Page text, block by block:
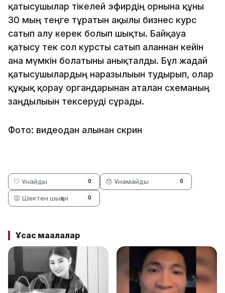
қатысушылар тікелей эфирдің орнына құны
30 мың теңге тұратын ақылы бизнес курс
сатып алу керек болып шықты. Байқауға
қатысу тек сол курсты сатып алғаннан кейін
ғана мүмкін болатыны анықталды. Бұл жағдай
қатысушылардың наразылығын тудырып, олар
құқық қорғау органдарынан аталған схеманың
заңдылығын тексеруді сұрады.
Фото: видеодан алынған скрин
🤍 Ұнайды 0 😞 Ұнамайды 0
😡 Шектен шыққан 0
Ұқсас мақалалар